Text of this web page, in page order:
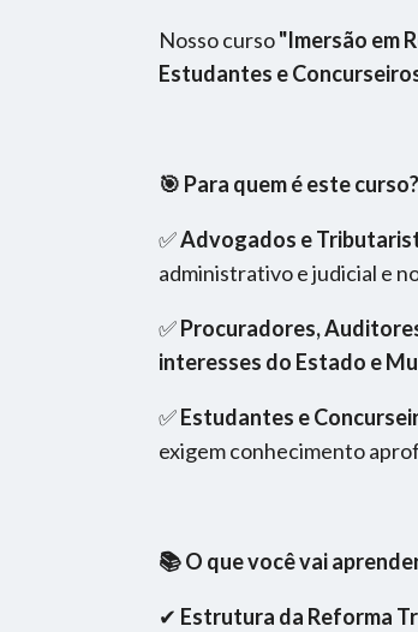
Nosso curso"Imersão em
Estudantes e
🎯 Para quem é este curso?
✅Advogados e
administrativo e judicial e
✅Procuradores,
interesses do Estado e
✅Estudantes e
exigem conhecimento
📚 O que você vai
✔ Estrutura da Reforma